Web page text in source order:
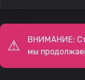
ВНИМАНИЕ:
мы